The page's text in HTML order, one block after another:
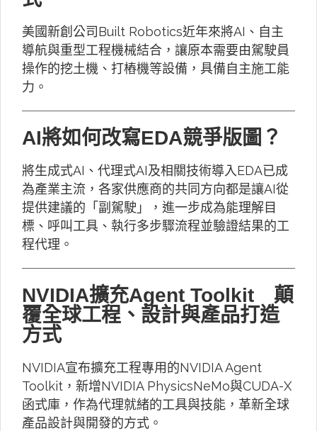
美國新創公司Built Robotics近年來將AI、自主
導航與重型工程機械結合，讓原本需要由駕駛員
操作的挖土機、打樁機等設備，具備自主施工能
力。
AI將如何改寫EDA競爭版圖？
將生成式AI、代理式AI及相關技術導入EDA已成
為產業主流，各家供應商的共同方向都是讓AI從
提供建議的「副駕駛」，進一步成為能理解目
標、呼叫工具、執行多步驟流程並驗證結果的工
程代理。
NVIDIA擴充Agent Toolkit 顛
覆全球工程、設計與產品打造
方式
NVIDIA宣布擴充工程專用的NVIDIA Agent
Toolkit，新增NVIDIA PhysicsNeMo與CUDA-X
函式庫，作為代理就緒的工具與技能，革新全球
產品設計與開發的方式。